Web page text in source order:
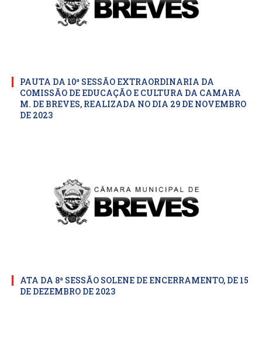
PAUTA DA 10ª SESSÃO EXTRAORDINARIA DA
COMISSÃO DE EDUCAÇÃO E CULTURA DA CAMARA
M. DE BREVES, REALIZADA NO DIA 29 DE NOVEMBRO
DE 2023
ATA DA 8ª SESSÃO SOLENE DE ENCERRAMENTO, DE 15
DE DEZEMBRO DE 2023